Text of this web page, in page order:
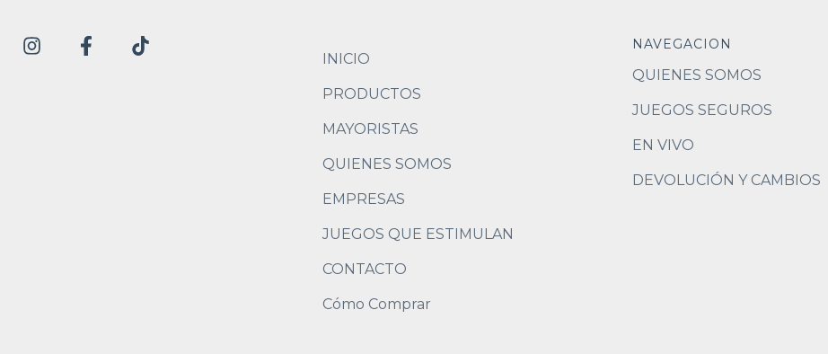
INICIO
PRODUCTOS
MAYORISTAS
QUIENES SOMOS
EMPRESAS
JUEGOS QUE ESTIMULAN
CONTACTO
Cómo Comprar
NAVEGACION
QUIENES SOMOS
JUEGOS SEGUROS
EN VIVO
DEVOLUCIÓN Y CAMBIOS